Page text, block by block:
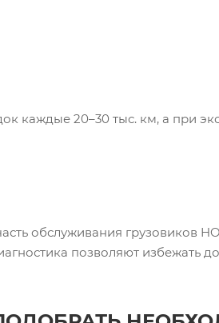
каждые 20–30 тыс. км, а при
обслуживания грузовиков
позволяют избежать